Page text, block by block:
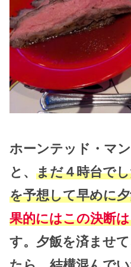
ホーンテッド・マ
と、 まだ４時台で
を予想して早めに
果的にはこの決断
す。夕飯を済ませ